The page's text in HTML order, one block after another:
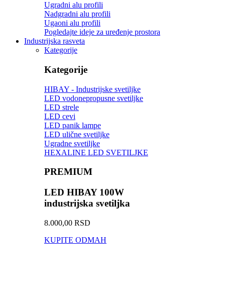
Ugradni alu profili
Nadgradni alu profili
Ugaoni alu profili
Pogledajte ideje za uređenje prostora
Industrijska rasveta
Kategorije
Kategorije
HIBAY - Industrijske svetiljke
LED vodonepropusne svetiljke
LED strele
LED cevi
LED panik lampe
LED ulične svetiljke
Ugradne svetiljke
HEXALINE LED SVETILJKE
PREMIUM
LED HIBAY 100W
industrijska svetiljka
8.000,00 RSD
KUPITE ODMAH